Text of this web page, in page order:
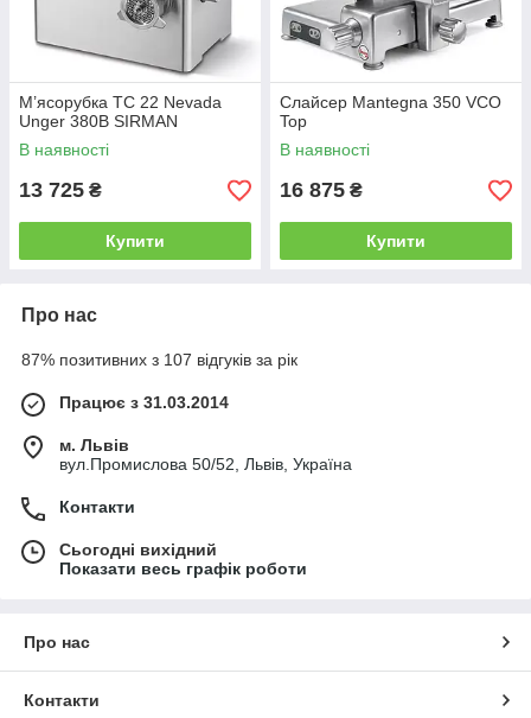
М’ясорубка TC 22 Nevada
Unger 380В SIRMAN
В наявності
13 725 ₴
Купити
Слайсер Mantegna 350 VCO
Top
В наявності
16 875 ₴
Купити
Про нас
87% позитивних з 107 відгуків за рік
Працює з 31.03.2014
м. Львів
вул.Промислова 50/52, Львів, Україна
Контакти
Сьогодні вихідний
Показати весь графік роботи
Про нас
Контакти